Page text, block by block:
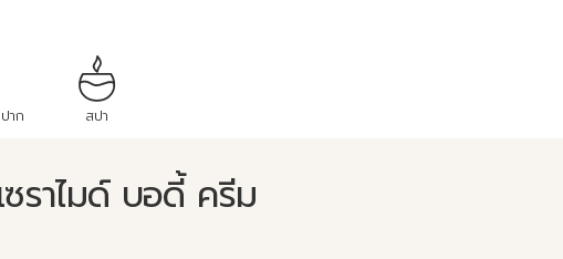
าก สปา
ราไมด์ บอดี้ ครีม